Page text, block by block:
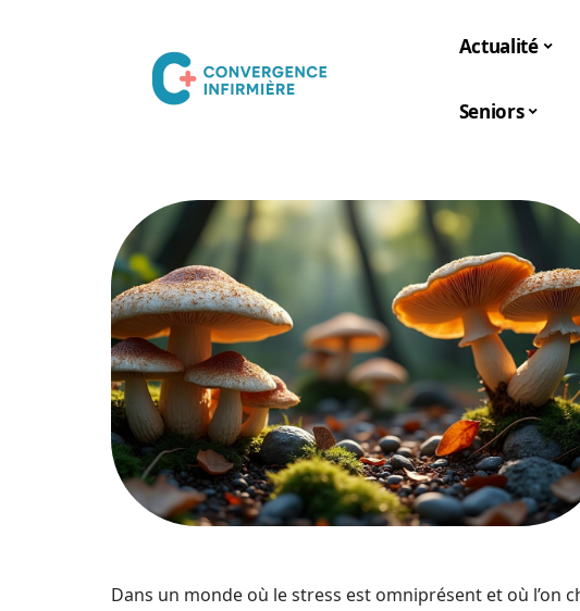
Actualité
Seniors
Dans un monde où le stress est omniprésent et où l’on